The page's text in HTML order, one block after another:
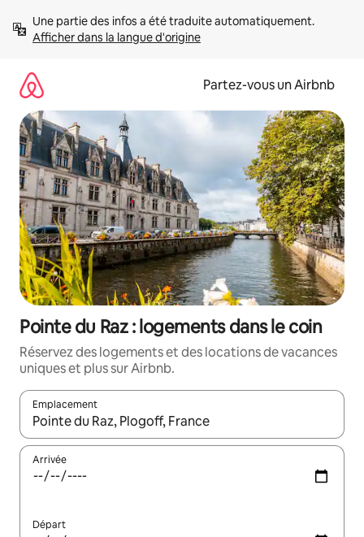
directement
Afficher dans la langue d'origine
Partez-vous un Airbnb
Pointe du Raz : logements dans le coin
Réservez des logements et des locations de vacances
uniques et plus sur Airbnb.
Emplacement
Quand les résultats sont affichés, parcourez-les en utilisant
Arrivée
Départ